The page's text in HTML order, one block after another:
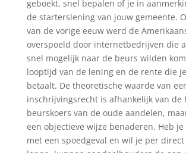
geboekt, snel bepalen of je in
de starterslening van jouw gemeente.
van de vorige eeuw werd de
overspoeld door internetbedrijven die
snel mogelijk naar de beurs wilden
looptijd van de lening en de rente die
betaalt. De theoretische waarde van
inschrijvingsrecht is afhankelijk van de
beurskoers van de oude aandelen,
een objectieve wijze benaderen. Heb je
met een spoedgeval en wil je per